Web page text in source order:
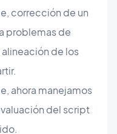
corrección de un
problemas de
de los
ahora manejamos
del script